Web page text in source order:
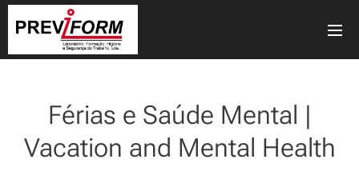
Férias e Saúde Mental |
Vacation and Mental Health